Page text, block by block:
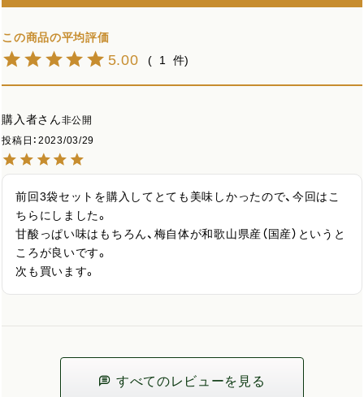
5.00 1
購入者
非公開
投稿日
2023/03/29
前回3袋セットを購入してとても美味しかったので、今回はこ
ちらにしました。
甘酸っぱい味はもちろん、梅自体が和歌山県産（国産）というと
ころが良いです。
次も買います。
すべてのレビューを見る